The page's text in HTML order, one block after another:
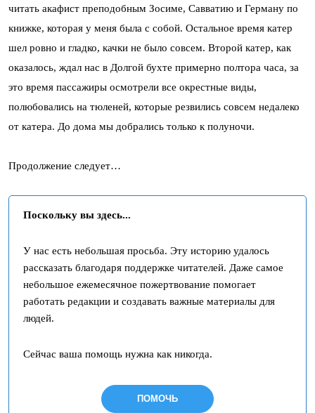
читать акафист преподобным Зосиме, Савватию и Герману по
книжке, которая у меня была с собой. Остальное время катер
шел ровно и гладко, качки не было совсем. Второй катер, как
оказалось, ждал нас в Долгой бухте примерно полтора часа, за
это время пассажиры осмотрели все окрестные виды,
полюбовались на тюленей, которые резвились совсем недалеко
от катера. До дома мы добрались только к полуночи.
Продолжение следует…
Поскольку вы здесь...
У нас есть небольшая просьба. Эту историю удалось
рассказать благодаря поддержке читателей. Даже самое
небольшое ежемесячное пожертвование помогает
работать редакции и создавать важные материалы для
людей.
Сейчас ваша помощь нужна как никогда.
ПОМОЧЬ